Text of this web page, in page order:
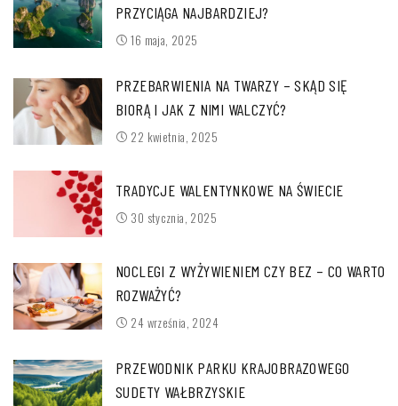
PRZYCIĄGA NAJBARDZIEJ?
16 maja, 2025
PRZEBARWIENIA NA TWARZY – SKĄD SIĘ
BIORĄ I JAK Z NIMI WALCZYĆ?
22 kwietnia, 2025
TRADYCJE WALENTYNKOWE NA ŚWIECIE
30 stycznia, 2025
NOCLEGI Z WYŻYWIENIEM CZY BEZ – CO WARTO
ROZWAŻYĆ?
24 września, 2024
PRZEWODNIK PARKU KRAJOBRAZOWEGO
SUDETY WAŁBRZYSKIE